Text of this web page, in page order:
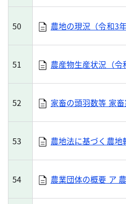
50 農地の現況（令和3年
51 農産物生産状況（令
52 家畜の頭羽数等 家
53 農地法に基づく農地
54 農業団体の概要 ア